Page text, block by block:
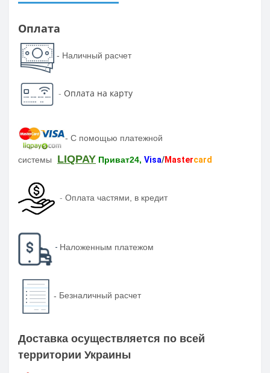
Оплата
- Наличный расчет
- Оплата на карту
- С помощью платежной
системы LIQPAY Приват24, Visa/Mastercard
- Оплата частями, в кредит
- Наложенным платежом
- Безналичный расчет
Доставка осуществляется по всей
территории Украины